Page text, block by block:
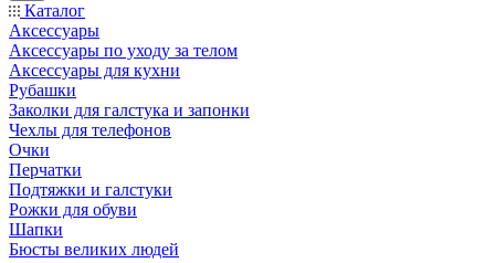
Каталог
Аксессуары
Аксессуары по уходу за телом
Аксессуары для кухни
Рубашки
Заколки для галстука и запонки
Чехлы для телефонов
Очки
Перчатки
Подтяжки и галстуки
Рожки для обуви
Шапки
Бюсты великих людей